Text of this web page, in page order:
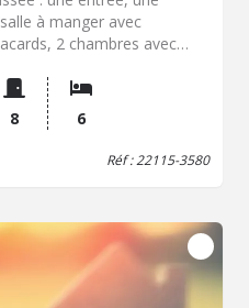
à manger avec
2 chambres avec
un wc. Au sous-sol, un
8 6
Réf : 22115-3580